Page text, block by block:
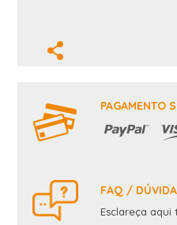
PAGAMENTO
FAQ /
Esclareça aqui